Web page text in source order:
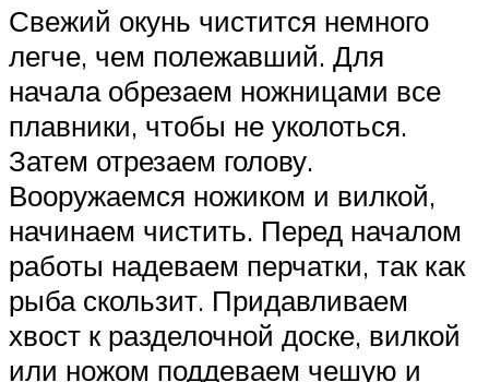
Свежий окунь чистится немного
легче, чем полежавший. Для
начала обрезаем ножницами все
плавники, чтобы не уколоться.
Затем отрезаем голову.
Вооружаемся ножиком и вилкой,
начинаем чистить. Перед началом
работы надеваем перчатки, так как
рыба скользит. Придавливаем
хвост к разделочной доске, вилкой
или ножом поддеваем чешую и